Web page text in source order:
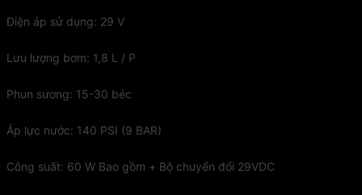
Điện áp sử dụng: 29 V
Lưu lượng bơm: 1,8 L / P
Phun sương: 15-30 béc
Áp lực nước: 140 PSI (9 BAR)
Công suất: 60 W Bao gồm + Bộ chuyển đổi 29VDC